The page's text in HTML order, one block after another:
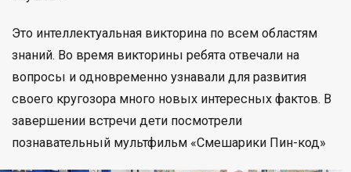
Это интеллектуальная викторина по всем областям
знаний. Во время викторины ребята отвечали на
вопросы и одновременно узнавали для развития
своего кругозора много новых интересных фактов. В
завершении встречи дети посмотрели
познавательный мультфильм «Смешарики Пин-код»